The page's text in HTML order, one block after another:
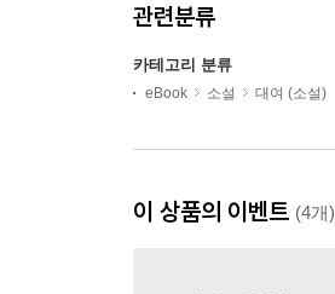
관련분류
카테고리 분류
eBook 소설 대여 (소설)
이 상품의 이벤트 (4개)